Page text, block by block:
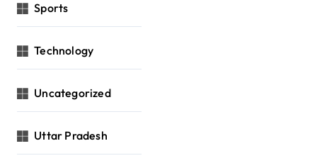
Sports
Technology
Uncategorized
Uttar Pradesh